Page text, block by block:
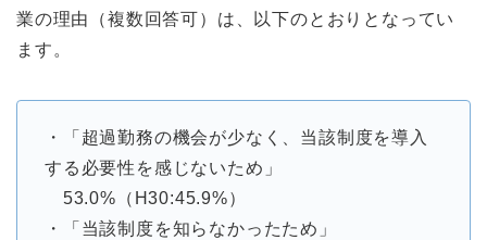
業の理由（複数回答可）は、以下のとおりとなってい
ます。
・「超過勤務の機会が少なく、当該制度を導入
する必要性を感じないため」
53.0%（H30:45.9%）
・「当該制度を知らなかったため」